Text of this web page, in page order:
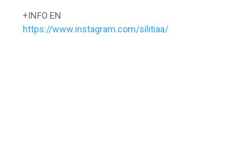
+INFO EN
https://www.instagram.com/silitiaa/